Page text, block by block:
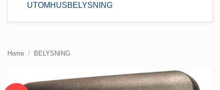
UTOMHUSBELYSNING
Home / BELYSNING